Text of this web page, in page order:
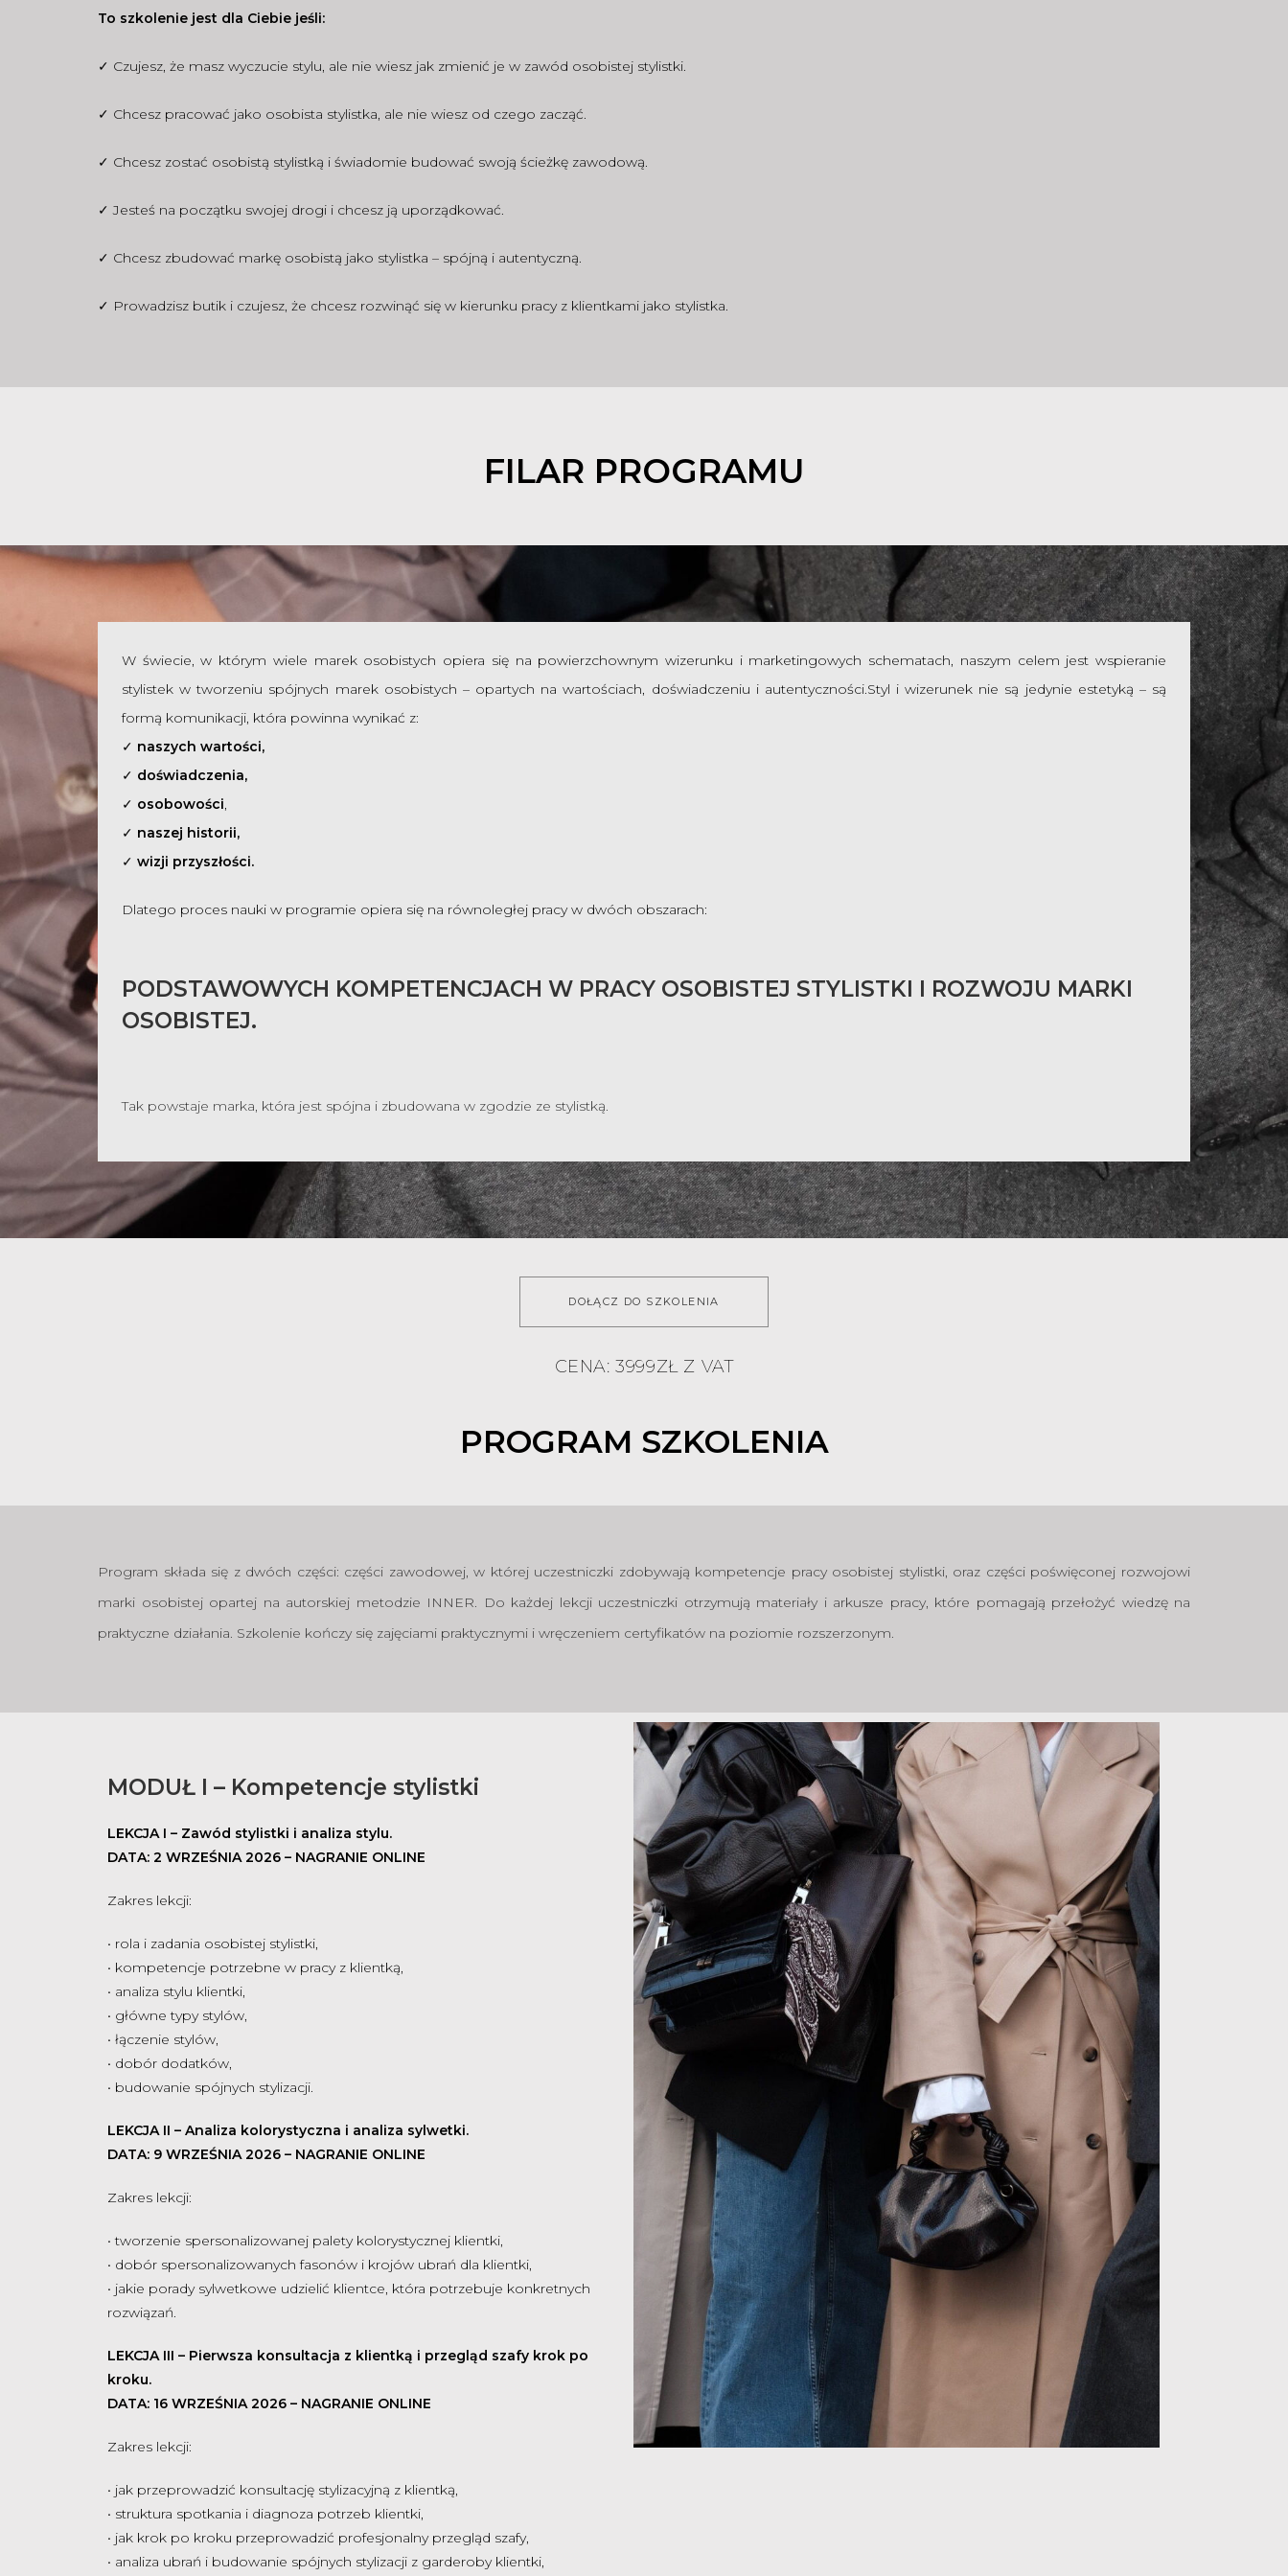
To szkolenie jest dla Ciebie jeśli:
✓ Czujesz, że masz wyczucie stylu, ale nie wiesz jak zmienić je w zawód osobistej stylistki.
✓ Chcesz pracować jako osobista stylistka, ale nie wiesz od czego zacząć.
✓ Chcesz zostać osobistą stylistką i świadomie budować swoją ścieżkę zawodową.
✓Jesteś na początku swojej drogi i chcesz ją uporządkować.
✓ Chcesz zbudować markę osobistą jako stylistka – spójną i autentyczną.
✓ Prowadzisz butik i czujesz, że chcesz rozwinąć się w kierunku pracy z klientkami jako stylistka.
FILAR PROGRAMU
W świecie, w którym wiele marek osobistych opiera się na powierzchownym wizerunku i marketingowych schematach, naszym celem jest wspieranie
stylistek w tworzeniu spójnych marek osobistych – opartych na wartościach, doświadczeniu i autentyczności.Styl i wizerunek nie są jedynie estetyką – są
formą komunikacji, która powinna wynikać z:
✓ naszych wartości,
✓ doświadczenia,
✓ osobowości,
✓ naszej historii,
✓ wizji przyszłości.
Dlatego proces nauki w programie opiera się na równoległej pracy w dwóch obszarach:
PODSTAWOWYCH KOMPETENCJACH W PRACY OSOBISTEJ STYLISTKI I ROZWOJU MARKI
OSOBISTEJ.
Tak powstaje marka, która jest spójna i zbudowana w zgodzie ze stylistką.
DOŁĄCZ DO SZKOLENIA
CENA: 3999ZŁ Z VAT
PROGRAM SZKOLENIA
Program składa się z dwóch części: części zawodowej, w której uczestniczki zdobywają kompetencje pracy osobistej stylistki, oraz części poświęconej rozwojowi
marki osobistej opartej na autorskiej metodzie INNER. Do każdej lekcji uczestniczki otrzymują materiały i arkusze pracy, które pomagają przełożyć wiedzę na
praktyczne działania. Szkolenie kończy się zajęciami praktycznymi i wręczeniem certyfikatów na poziomie rozszerzonym.
MODUŁ I – Kompetencje stylistki
LEKCJA I – Zawód stylistki i analiza stylu.
DATA: 2 WRZEŚNIA 2026 – NAGRANIE ONLINE
Zakres lekcji:
• rola i zadania osobistej stylistki,
• kompetencje potrzebne w pracy z klientką,
• analiza stylu klientki,
• główne typy stylów,
• łączenie stylów,
• dobór dodatków,
• budowanie spójnych stylizacji.
LEKCJA II – Analiza kolorystyczna i analiza sylwetki.
DATA: 9 WRZEŚNIA 2026 – NAGRANIE ONLINE
Zakres lekcji:
•tworzenie spersonalizowanej palety kolorystycznej klientki,
• dobór spersonalizowanych fasonów i krojów ubrań dla klientki,
• jakie porady sylwetkowe udzielić klientce, która potrzebuje konkretnych
rozwiązań.
LEKCJA III – Pierwsza konsultacja z klientką i przegląd szafy krok po
kroku.
DATA: 16 WRZEŚNIA 2026 – NAGRANIE ONLINE
Zakres lekcji:
• jak przeprowadzić konsultację stylizacyjną z klientką,
• struktura spotkania i diagnoza potrzeb klientki,
• jak krok po kroku przeprowadzić profesjonalny przegląd szafy,
• analiza ubrań i budowanie spójnych stylizacji z garderoby klientki,
Zapisz się do naszego Newslettera iodbierz w prezencie kod zniżkowy
-10%na wszystkie usługi INNER Academy!